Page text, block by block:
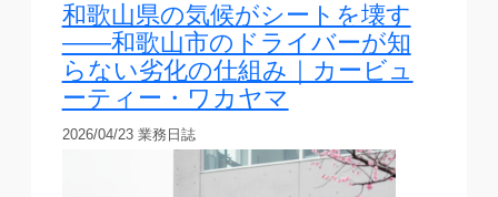
和歌山県の気候がシートを壊す
——和歌山市のドライバーが知
らない劣化の仕組み｜カービュ
ーティー・ワカヤマ
2026/04/23 業務日誌